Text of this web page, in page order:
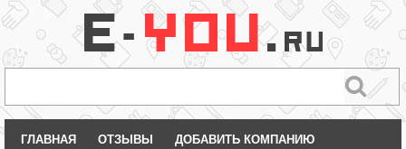
ГЛАВНАЯ ОТЗЫВЫ ДОБАВИТЬ КОМПАНИЮ